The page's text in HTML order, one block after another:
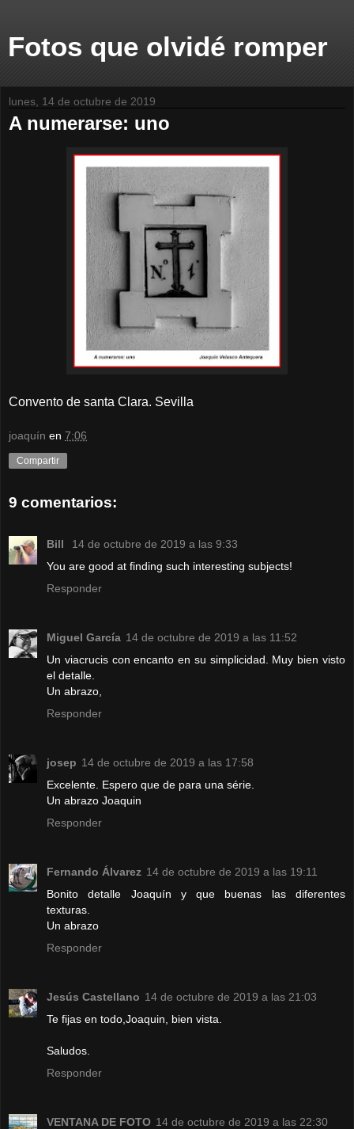
Fotos que olvidé romper
lunes, 14 de octubre de 2019
A numerarse: uno
Convento de santa Clara. Sevilla
joaquín en 7:06
Compartir
9 comentarios:
Bill
14 de octubre de 2019 a las 9:33
You are good at finding such interesting subjects!
Responder
Miguel García 14 de octubre de 2019 a las 11:52
Un viacrucis con encanto en su simplicidad. Muy bien visto
el detalle.
Un abrazo,
Responder
josep 14 de octubre de 2019 a las 17:58
Excelente. Espero que de para una série.
Un abrazo Joaquin
Responder
Fernando Álvarez 14 de octubre de 2019 a las 19:11
Bonito detalle Joaquín y que buenas las diferentes
texturas.
Un abrazo
Responder
Jesús Castellano 14 de octubre de 2019 a las 21:03
Te fijas en todo,Joaquin, bien vista.
Saludos.
Responder
VENTANA DE FOTO 14 de octubre de 2019 a las 22:30